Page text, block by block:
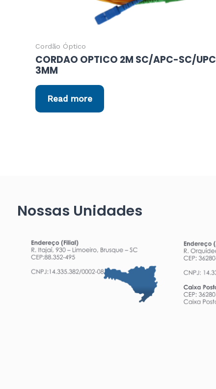
Cordão Óptico
CORDAO OPTICO 2M SC/APC-SC/UPC
3MM
Read more
Nossas Unidades